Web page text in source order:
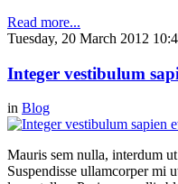
Read more...
Tuesday, 20 March 2012
Integer vestibulum
in Blog
Mauris sem nulla, interdum
Suspendisse ullamcorper mi